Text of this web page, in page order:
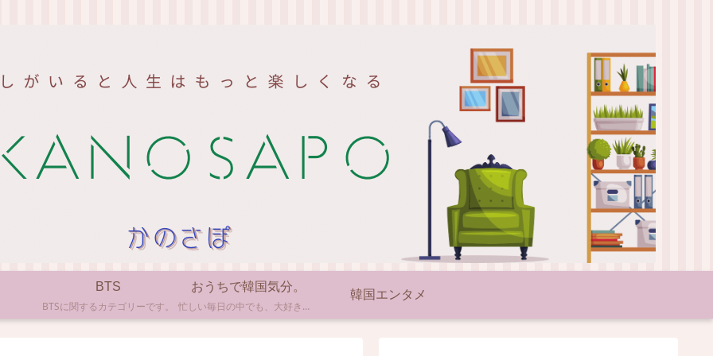
BTS
BTSに関するカテゴリーです。
おうちで韓国気分。
忙しい毎日の中でも、大好きな韓国の文化やアイテムに触れると心がほっとしますよね。ここでは、自宅で手軽に楽しめる韓国の美味しいもの、お気に入りのコスメ、そして推し活の楽しみ方など、「おうちにいながら韓国気分」に触れられるヒントを私らしくお届けします。
韓国エンタメ